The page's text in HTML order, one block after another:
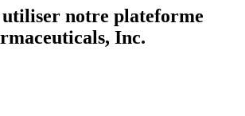
utiliser notre plateforme
Inc.